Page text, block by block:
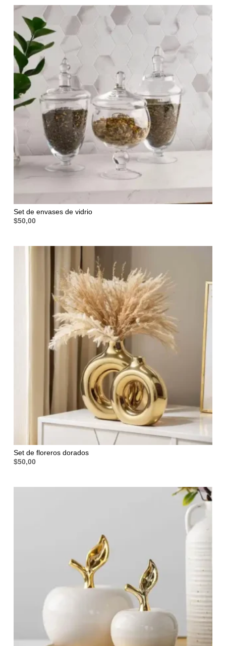
Set de envases de vidrio
$50,00
Set de floreros dorados
$50,00